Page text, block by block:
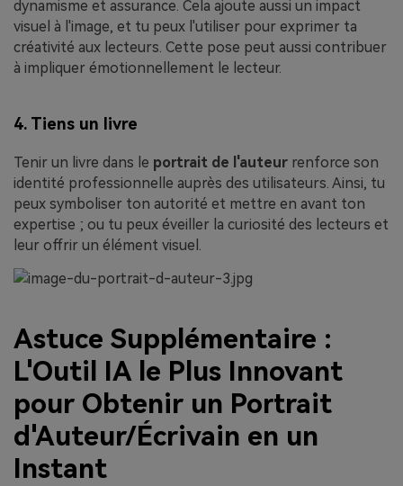
dynamisme et assurance. Cela ajoute aussi un impact
visuel à l'image, et tu peux l'utiliser pour exprimer ta
créativité aux lecteurs. Cette pose peut aussi contribuer
à impliquer émotionnellement le lecteur.
4. Tiens un livre
Tenir un livre dans le portrait de l'auteur renforce son
identité professionnelle auprès des utilisateurs. Ainsi, tu
peux symboliser ton autorité et mettre en avant ton
expertise ; ou tu peux éveiller la curiosité des lecteurs et
leur offrir un élément visuel.
Astuce Supplémentaire :
L'Outil IA le Plus Innovant
pour Obtenir un Portrait
d'Auteur/Écrivain en un
Instant